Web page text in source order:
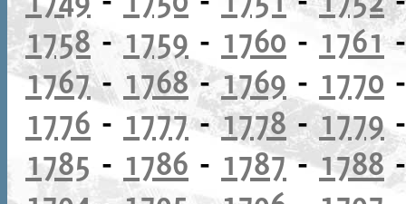
1758- 1759 - 1760 - 1761
1767- 1768-1769 - 1770
1776 - 1777-1778- 1779
1785 - 1786 - 1787-1788